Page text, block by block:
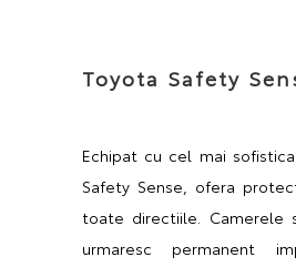
Toyota Safety
Echipat cu cel mai
Safety Sense, ofera
toate directiile. Camerele
urmaresc permanent